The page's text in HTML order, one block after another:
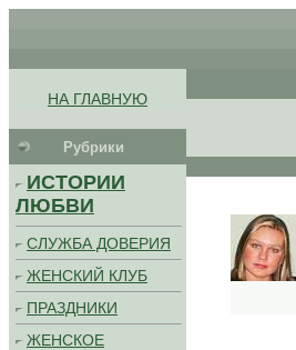
НА ГЛАВНУЮ
Рубрики
ИСТОРИИ
ЛЮБВИ
СЛУЖБА ДОВЕРИЯ
ЖЕНСКИЙ КЛУБ
ПРАЗДНИКИ
ЖЕНСКОЕ